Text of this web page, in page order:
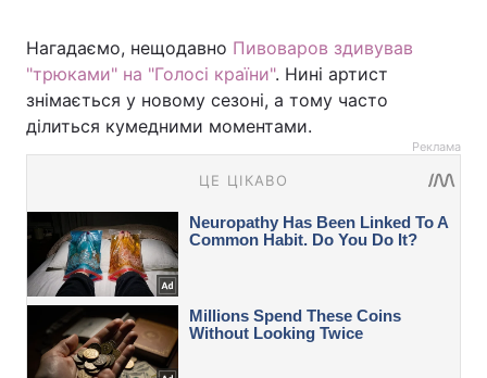
Нагадаємо, нещодавно Пивоваров здивував
"трюками" на "Голосі країни". Нині артист
знімається у новому сезоні, а тому часто
ділиться кумедними моментами.
Реклама